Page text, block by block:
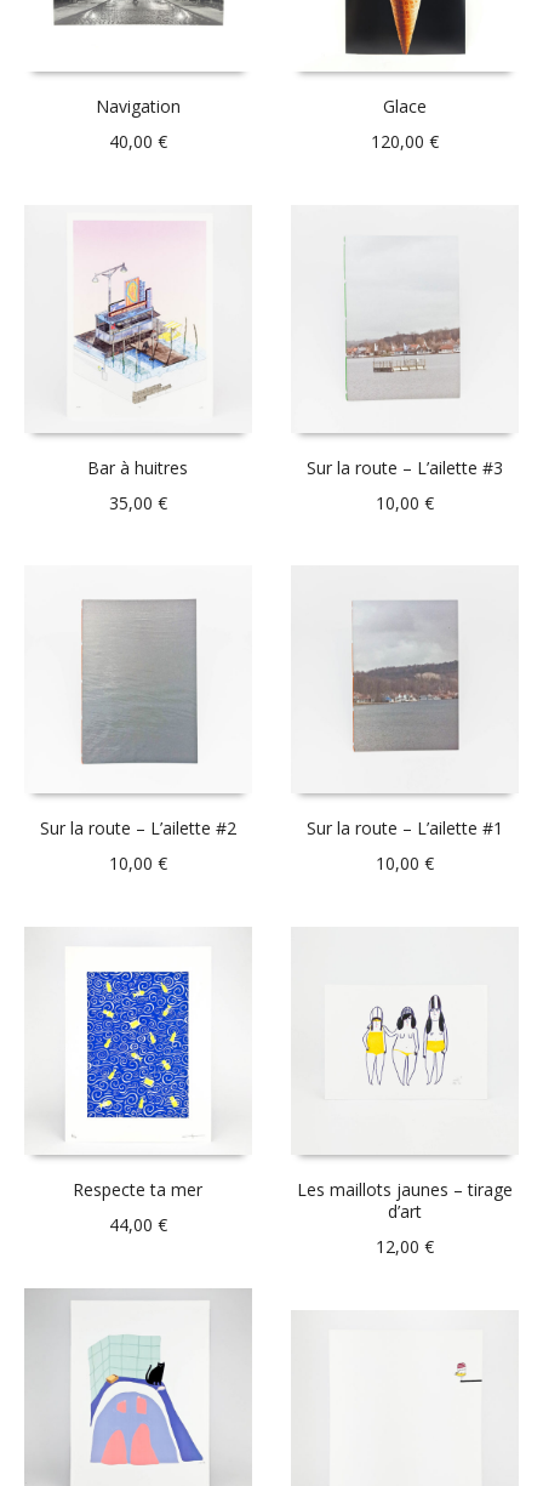
Navigation
40,00 €
Glace
120,00€
Bar à huitres
35,00 €
Sur la route – L’ailette #3
10,00€
Sur la route – L’ailette #2
10,00 €
Sur la route – L’ailette #1
10,00€
Respecte ta mer
44,00 €
Les maillots jaunes – tirage
d’art
12,00€